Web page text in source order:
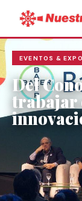
EVENTOS &
Del
trabajar